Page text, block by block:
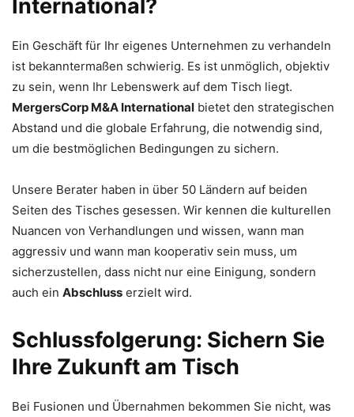
International?
Ein Geschäft für Ihr eigenes Unternehmen zu verhandeln
ist bekanntermaßen schwierig. Es ist unmöglich, objektiv
zu sein, wenn Ihr Lebenswerk auf dem Tisch liegt.
MergersCorp M&A International bietet den strategischen
Abstand und die globale Erfahrung, die notwendig sind,
um die bestmöglichen Bedingungen zu sichern.
Unsere Berater haben in über 50 Ländern auf beiden
Seiten des Tisches gesessen. Wir kennen die kulturellen
Nuancen von Verhandlungen und wissen, wann man
aggressiv und wann man kooperativ sein muss, um
sicherzustellen, dass nicht nur eine Einigung, sondern
auch ein Abschluss erzielt wird.
Schlussfolgerung: Sichern Sie
Ihre Zukunft am Tisch
Bei Fusionen und Übernahmen bekommen Sie nicht, was